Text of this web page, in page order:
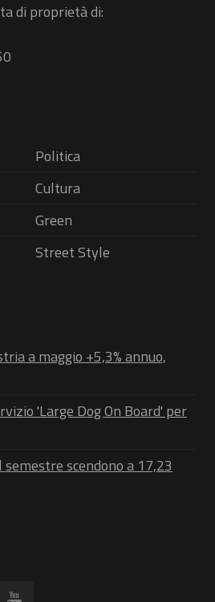
di proprietà di:
Politica
Cultura
Green
Street Style
a maggio +5,3% annuo,
'Large Dog On Board' per
scendono a 17,23